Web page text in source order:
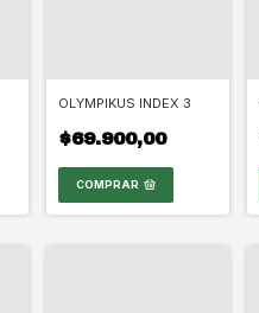
OLYMPIKUS INDEX 3
$69.900,00
COMPRAR